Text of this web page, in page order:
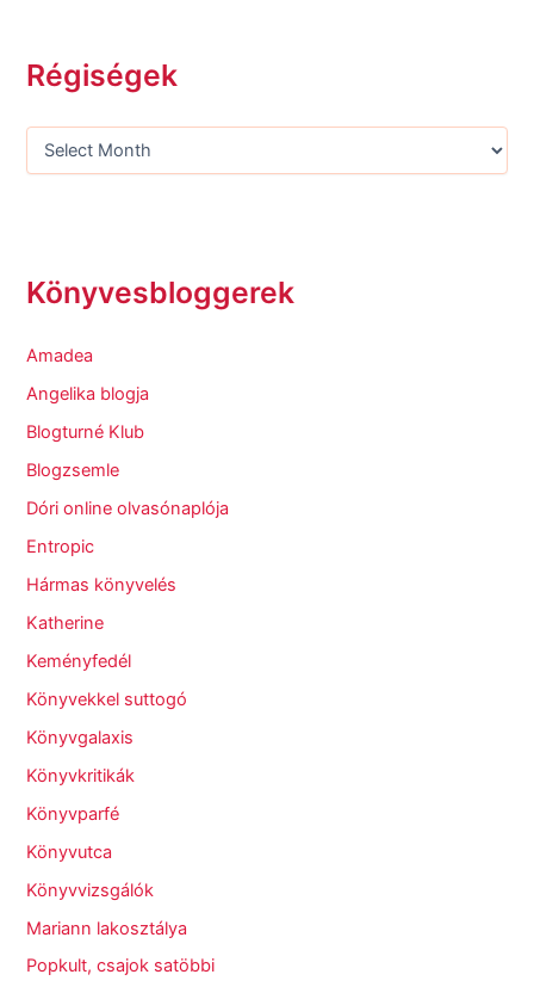
Régiségek
Könyvesbloggerek
Amadea
Angelika blogja
Blogturné Klub
Blogzsemle
Dóri online olvasónaplója
Entropic
Hármas könyvelés
Katherine
Keményfedél
Könyvekkel suttogó
Könyvgalaxis
Könyvkritikák
Könyvparfé
Könyvutca
Könyvvizsgálók
Mariann lakosztálya
Popkult, csajok satöbbi